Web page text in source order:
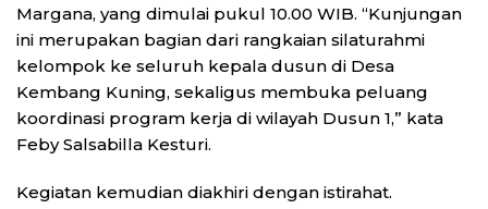
Margana, yang dimulai pukul 10.00 WIB. “Kunjungan
ini merupakan bagian dari rangkaian silaturahmi
kelompok ke seluruh kepala dusun di Desa
Kembang Kuning, sekaligus membuka peluang
koordinasi program kerja di wilayah Dusun 1,” kata
Feby Salsabilla Kesturi.
Kegiatan kemudian diakhiri dengan istirahat.